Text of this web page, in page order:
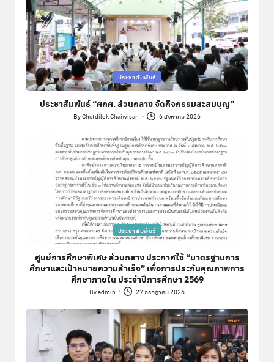
Posted
in
ประชาสัมพันธ์
ประชาสัมพันธ์ “ศกศ. ส่วนกลาง จัดกิจกรรมสะสมบุญ”
Posted
ByChetdilok Chaiwisan 6 สิงหาคม 2026
Posted
ประชาสัมพันธ์
ศูนย์การศึกษาพิเศษ ส่วนกลาง ประกาศใช้ “มาตรฐานการ
ศึกษาและเป้าหมายความสำเร็จ” เพื่อการประกันคุณภาพการ
ศึกษาภายใน ประจำปีการศึกษา 2569
Posted
by
Byadmin 27 กรกฎาคม 2026